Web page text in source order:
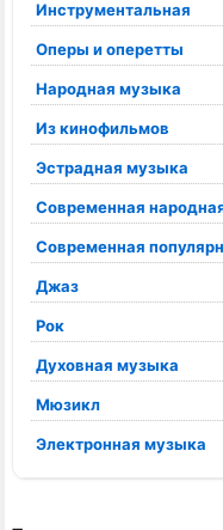
Инструментальная
Оперы и оперетты
Народная музыка
Из кинофильмов
Эстрадная музыка
Современная
Современная
Джаз
Рок
Духовная музыка
Мюзикл
Электронная музыка